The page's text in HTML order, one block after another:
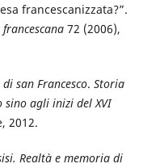
francescanizzata?”.
72 (2006),
san Francesco. Storia
sino agli inizi del XVI
2012.
Realtà e memoria di